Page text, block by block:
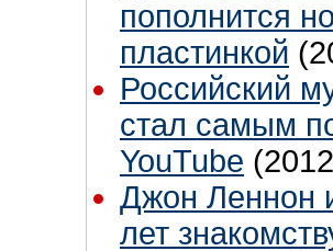
пополнится
пластинкой
Российский
стал самым
YouTube
Джон Леннон
лет